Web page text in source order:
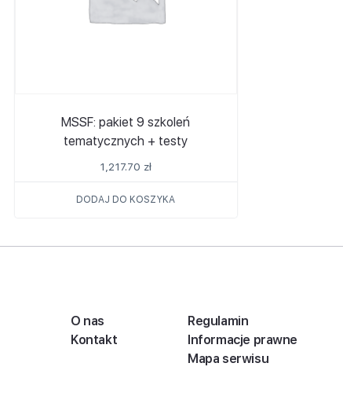
MSSF: pakiet 9 szkoleń
tematycznych + testy
1,217.70 zł
DODAJ DO KOSZYKA
O nas
Kontakt
Regulamin
Informacje prawne
Mapa serwisu